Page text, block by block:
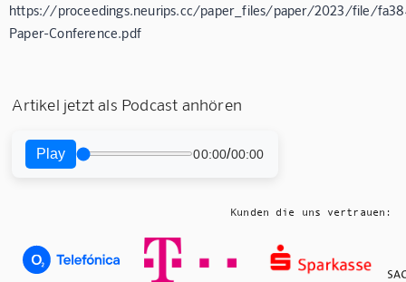
https://proceedings.neurips.cc/paper_files/paper/2023/file/
Paper-Conference.pdf
Artikel jetzt als Podcast anhören
Play 00:00/00:00
Kunden die uns vertrauen: